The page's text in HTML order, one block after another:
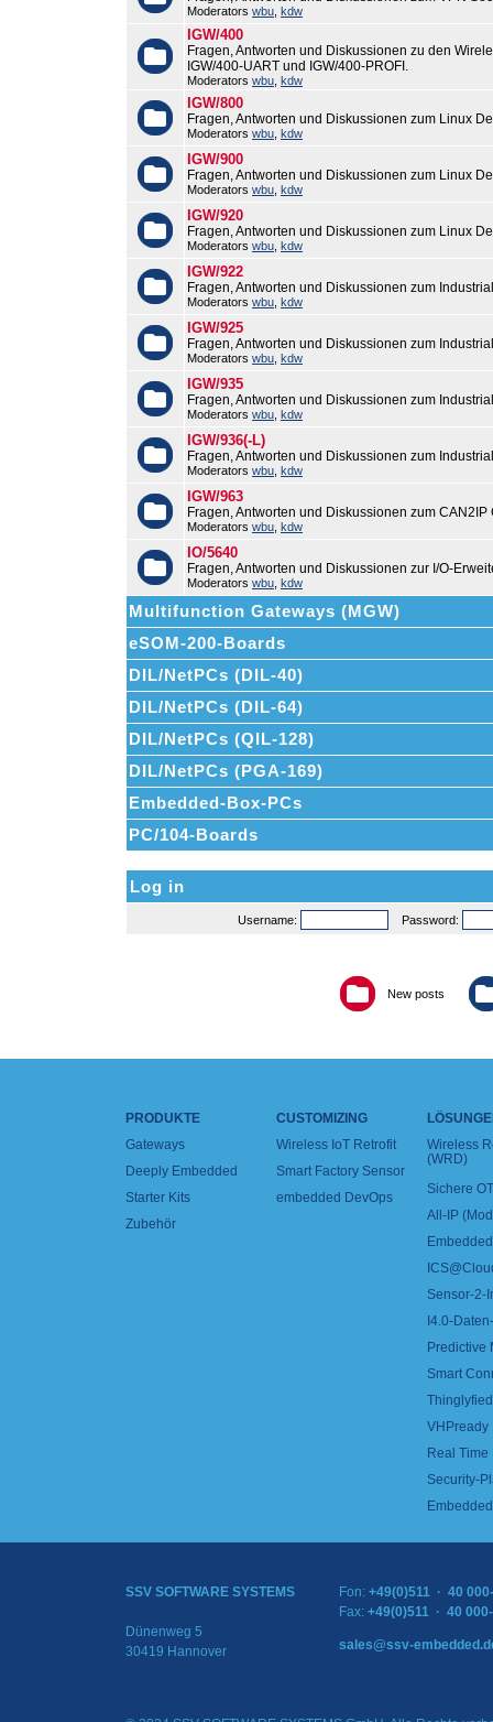
Moderators wbu kdw
IGW/400
Fragen, Antworten und Diskussionen zu den
IGW/400-UART und IGW/400-PROFI.
Moderators wbu kdw
IGW/800
Fragen, Antworten und Diskussionen zum Linux
Moderators wbu kdw
IGW/900
Fragen, Antworten und Diskussionen zum Linux
Moderators wbu kdw
IGW/920
Fragen, Antworten und Diskussionen zum Linux
Moderators wbu kdw
IGW/922
Fragen, Antworten und Diskussionen zum
Moderators wbu kdw
IGW/925
Fragen, Antworten und Diskussionen zum
Moderators wbu kdw
IGW/935
Fragen, Antworten und Diskussionen zum
Moderators wbu kdw
IGW/936(-L)
Fragen, Antworten und Diskussionen zum
Moderators wbu kdw
IGW/963
Fragen, Antworten und Diskussionen zum CAN2IP
Moderators wbu kdw
IO/5640
Fragen, Antworten und Diskussionen zur I/O-
Moderators wbu kdw
Multifunction Gateways (MGW)
eSOM-200-Boards
DIL/NetPCs (DIL-40)
DIL/NetPCs (DIL-64)
DIL/NetPCs (QIL-128)
DIL/NetPCs (PGA-169)
Embedded-Box-PCs
PC/104-Boards
Log in
Username: Password:
New posts
PRODUKTE
Gateways
Deeply Embedded
Starter Kits
Zubehör
CUSTOMIZING
Wireless IoT Retrofit
Smart Factory Sensor
embedded DevOps
Wireless
(WRD)
Sichere
All-IP
Sensor-2-
I4.0-
Predictive
Smart
VHPready
Real
Security-
SSV SOFTWARE SYSTEMS
Dünenweg 5
30419 Hannover
Fon: +49(0)511 · 40
Fax: +49(0)511 · 40
sales@ssv-